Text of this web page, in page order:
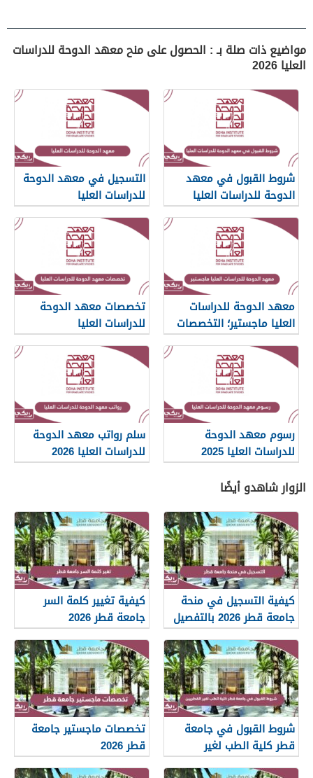
مواضيع ذات صلة بـ : الحصول على منح معهد الدوحة للدراسات
العليا 2026
شروط القبول في معهد
الدوحة للدراسات العليا
التسجيل في معهد الدوحة
للدراسات العليا
معهد الدوحة للدراسات
العليا ماجستير؛ التخصصات
ونسب القبول
تخصصات معهد الدوحة
للدراسات العليا
رسوم معهد الدوحة
للدراسات العليا 2025
سلم رواتب معهد الدوحة
للدراسات العليا 2026
الزوار شاهدو أيضًا
كيفية التسجيل في منحة
جامعة قطر 2026 بالتفصيل
كيفية تغيير كلمة السر
جامعة قطر 2026
شروط القبول في جامعة
قطر كلية الطب لغير
القطريين 2026
تخصصات ماجستير جامعة
قطر 2026